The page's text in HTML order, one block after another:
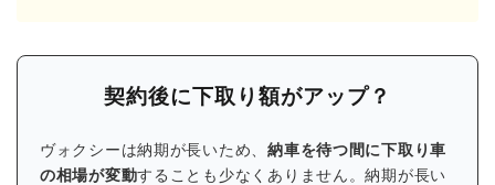
契約後に下取り額がアップ？
ヴォクシーは納期が長いため、納車を待つ間に下取り車
の相場が変動することも少なくありません。納期が長い